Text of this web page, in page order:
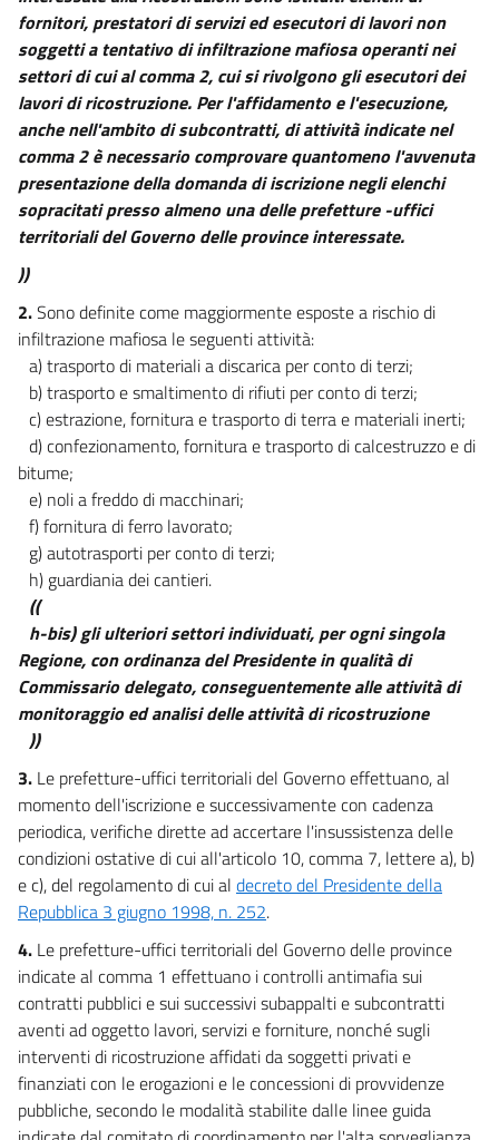
17
17 bis
18
19
19 bis
19 ter
20
Allegati
Allegato 1
Allegato 1
fornitori, prestatori di servizi ed esecutori di lavori non
soggetti a tentativo di infiltrazione mafiosa operanti nei
settori di cui al comma 2, cui si rivolgono gli esecutori dei
lavori di ricostruzione. Per l'affidamento e l'esecuzione,
anche nell'ambito di subcontratti, di attività indicate nel
comma 2 è necessario comprovare quantomeno l'avvenuta
presentazione della domanda di iscrizione negli elenchi
sopracitati presso almeno una delle prefetture -uffici
territoriali del Governo delle province interessate.
))
2.Sono definite come maggiormente esposte a rischio di
infiltrazione mafiosa le seguenti attività:
a) trasporto di materiali a discarica per conto di terzi;
b) trasporto e smaltimento di rifiuti per conto di terzi;
c) estrazione, fornitura e trasporto di terra e materiali inerti;
d) confezionamento, fornitura e trasporto di calcestruzzo e di
bitume;
e) noli a freddo di macchinari;
f) fornitura di ferro lavorato;
g) autotrasporti per conto di terzi;
h) guardiania dei cantieri.
((
h-bis) gli ulteriori settori individuati, per ogni singola
Regione, con ordinanza del Presidente in qualità di
Commissario delegato, conseguentemente alle attività di
monitoraggio ed analisi delle attività di ricostruzione
))
3. Le prefetture-uffici territoriali del Governo effettuano, al
momento dell'iscrizione e successivamente con cadenza
periodica, verifiche dirette ad accertare l'insussistenza delle
condizioni ostative di cui all'articolo 10, comma 7, lettere a), b)
e c), del regolamento di cui al decreto del Presidente della
Repubblica 3 giugno 1998, n. 252.
4. Le prefetture-uffici territoriali del Governo delle province
indicate al comma 1 effettuano i controlli antimafia sui
contratti pubblici e sui successivi subappalti e subcontratti
aventi ad oggetto lavori, servizi e forniture, nonché sugli
interventi di ricostruzione affidati da soggetti privati e
finanziati con le erogazioni e le concessioni di provvidenze
pubbliche, secondo le modalità stabilite dalle linee guida